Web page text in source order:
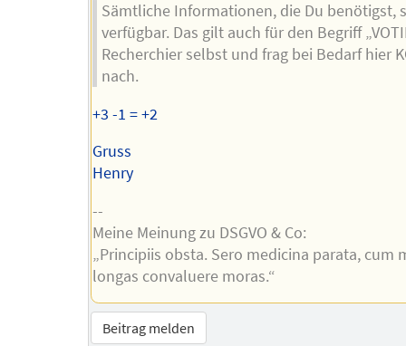
Sämtliche Informationen, die Du benötigst,
verfügbar. Das gilt auch für den Begriff
Recherchier selbst und frag bei Bedarf hier
nach.
+3 -1 = +2
Gruss
Henry
--
Meine Meinung zu DSGVO & Co:
„Principiis obsta. Sero medicina parata, cum
longas convaluere moras.“
Beitrag melden